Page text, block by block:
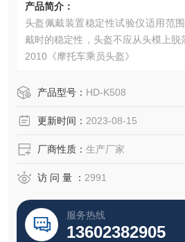
产品简介：
头盔佩戴装置稳定性试验仪适用范
戴时的稳定性，头盔不应从头模上脱
2010《摩托车乘员头盔》
产品型号： HD-K508
更新时间： 2023-08-15
厂商性质： 生产厂家
访 问 量 ： 2991
服务热线
13602382905